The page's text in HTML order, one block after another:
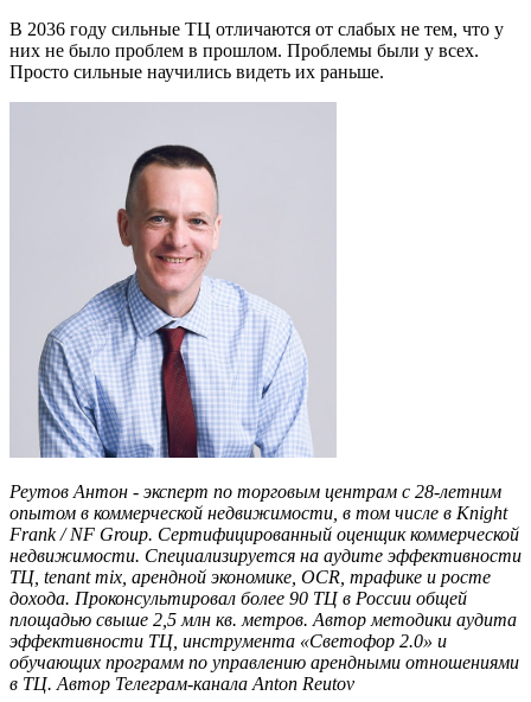
В 2036 году сильные ТЦ отличаются от слабых не тем, что у
них не было проблем в прошлом. Проблемы были у всех.
Просто сильные научились видеть их раньше.
Реутов Антон - эксперт по торговым центрам с 28-летним
опытом в коммерческой недвижимости, в том числе в Knight
Frank / NF Group. Сертифицированный оценщик коммерческой
недвижимости. Специализируется на аудите эффективности
ТЦ, tenant mix, арендной экономике, OCR, трафике и росте
дохода. Проконсультировал более 90 ТЦ в России общей
площадью свыше 2,5 млн кв. метров. Автор методики аудита
эффективности ТЦ, инструмента «Светофор 2.0» и
обучающих программ по управлению арендными отношениями
в ТЦ. Автор Телеграм-канала Anton Reutov